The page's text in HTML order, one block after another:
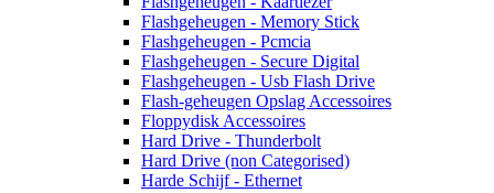
Flashgeheugen - Memory Stick
Flashgeheugen - Pcmcia
Flashgeheugen - Secure Digital
Flashgeheugen - Usb Flash Drive
Flash-geheugen Opslag Accessoires
Floppydisk Accessoires
Hard Drive - Thunderbolt
Hard Drive (non Categorised)
Harde Schijf - Ethernet